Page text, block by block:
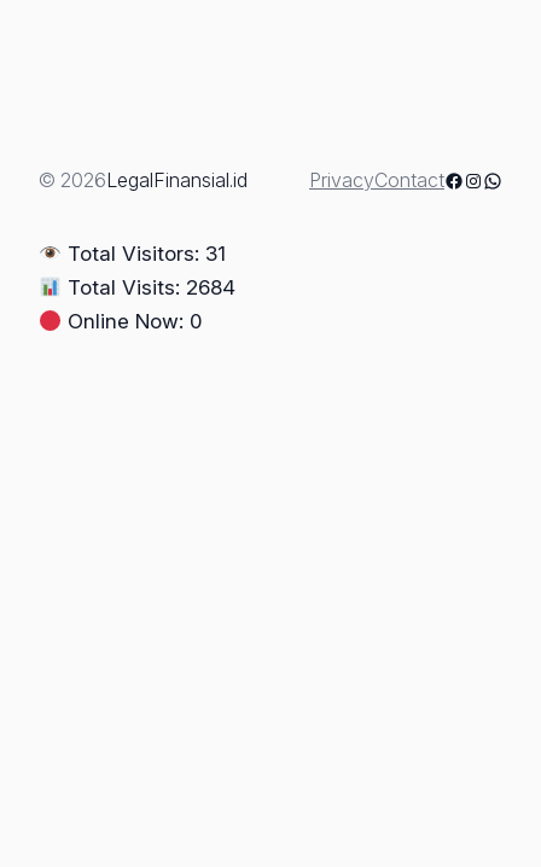
atau
(Leasing
Berkuasa
Mutlak)-
© 2026LegalFinansial.id PrivacyContactFacebook
Total Visitors: 31
Total Visits: 2684
Online Now: 0